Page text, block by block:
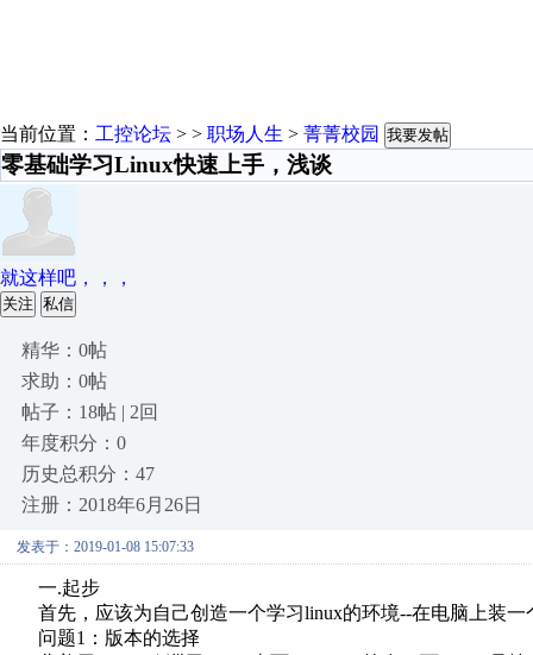
当前位置： 工控论坛 > > 职场人生 > 菁菁校园 我要发帖
零基础学习Linux快速上手，浅谈
就这样吧，，，
关注 私信
精华：0帖
求助：0帖
帖子：18帖 | 2回
年度积分：0
历史总积分：47
注册：2018年6月26日
发表于：2019-01-08 15:07:33
一.起步
首先，应该为自己创造一个学习linux的环境--在电脑上装一
问题1：版本的选择